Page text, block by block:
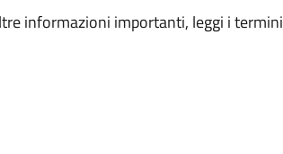
informazioni importanti, leggi i termini